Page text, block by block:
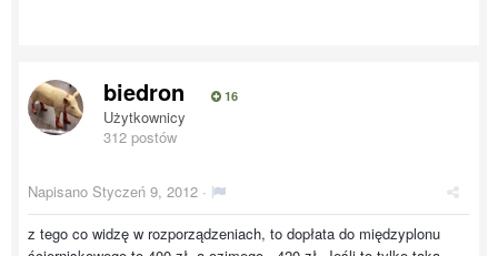
biedron 16
Użytkownicy
312 postów
Napisano Styczeń 9, 2012 ·
z tego co widzę w rozporządzeniach, to dopłata do międzyplonu